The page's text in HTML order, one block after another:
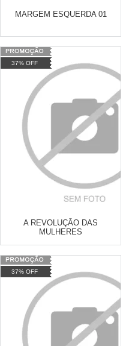
MARGEM ESQUERDA 01
Varejo:
Atacado: R$ 2.550,90 (Apenas
Revendedor)
10
Cat:FEMINISMO E LUTA
FEMINISTA
COMPRAR
37% OFF
A REVOLUÇÃO DAS
MULHERES
Varejo:
Atacado: R$ 2.550,90 (Apenas
Revendedor)
10
FILOSOFIA POLÍTICA
COMPRAR
37% OFF